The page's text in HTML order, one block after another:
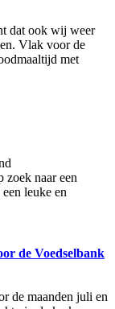
dat ook wij weer
Vlak voor de
met
zoek naar een
leuke en
de Voedselbank
de maanden juli en